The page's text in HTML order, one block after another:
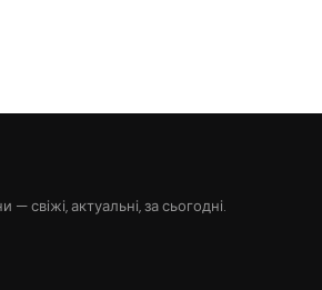
— свіжі, актуальні, за сьогодні.